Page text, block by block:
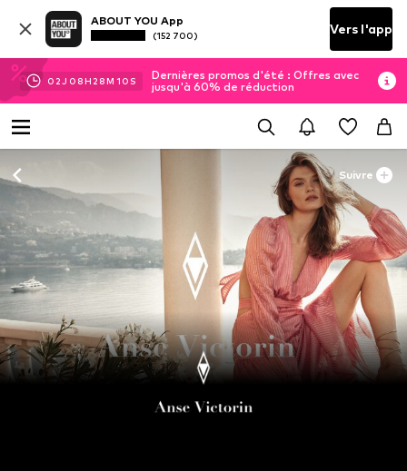
ABOUT YOU App
(152 700) Vers l'app
02J 08H 28M 08 S
Dernières promos d'été : Offres avec
jusqu'à 60% de réduction
Suivre